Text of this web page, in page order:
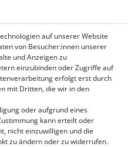
auf unserer Website
von Besucher:innen unserer
und Anzeigen zu
einzubinden oder Zugriffe auf
erfolgt erst durch
mit Dritten, die wir in den
oder aufgrund eines
kann erteilt oder
nicht einzuwilligen und die
zu ändern oder zu widerrufen.